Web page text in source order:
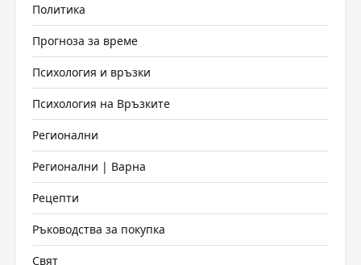
Политика
Прогноза за време
Психология и връзки
Психология на Връзките
Регионални
Регионални | Варна
Рецепти
Ръководства за покупка
Свят